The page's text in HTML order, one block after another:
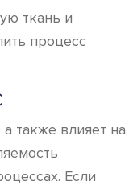
ткань и
процесс
также влияет на
Если